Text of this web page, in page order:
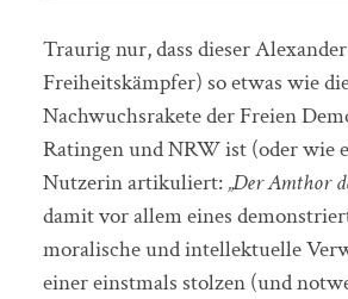
Traurig nur, dass dieser
Freiheitskämpfer) so etwas wie
Nachwuchsrakete der Freien
Ratingen und NRW ist (oder wie
Nutzerin artikuliert: „Der Amthor
damit vor allem eines
moralische und intellektuelle
einer einstmals stolzen (und